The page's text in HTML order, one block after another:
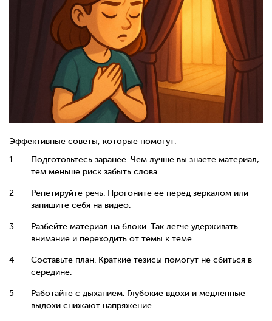
Эффективные советы, которые помогут:
Подготовьтесь заранее. Чем лучше вы знаете материал,
тем меньше риск забыть слова.
Репетируйте речь. Прогоните её перед зеркалом или
запишите себя на видео.
Разбейте материал на блоки. Так легче удерживать
внимание и переходить от темы к теме.
Составьте план. Краткие тезисы помогут не сбиться в
середине.
Работайте с дыханием. Глубокие вдохи и медленные
выдохи снижают напряжение.